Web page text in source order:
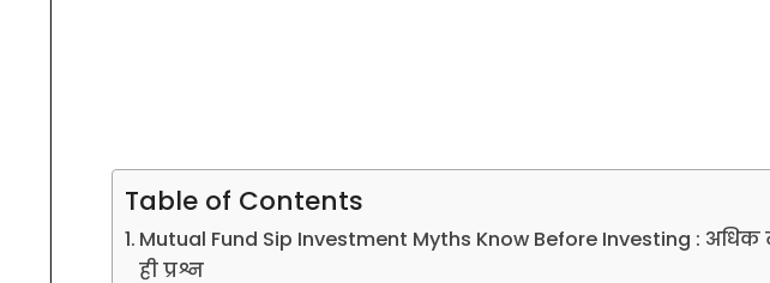
Table of Contents
Mutual Fund Sip Investment Myths Know Before Investing :
ही प्रश्न